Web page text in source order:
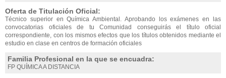
Oferta de Titulación Oficial:
Técnico superior en Química Ambiental. Aprobando los exámenes en las
convocatorias oficiales de tu Comunidad conseguirás el título oficial
correspondiente, con los mismos efectos que los títulos obtenidos mediante el
estudio en clase en centros de formación oficiales
Familia Profesional en la que se encuadra:
FP QUÍMICA A DISTANCIA